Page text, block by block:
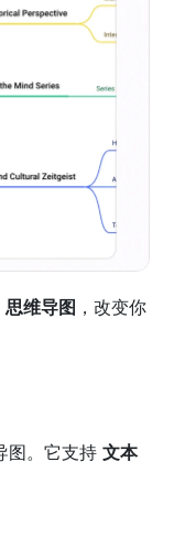
思维导图 ，改变你
图。它支持 文本